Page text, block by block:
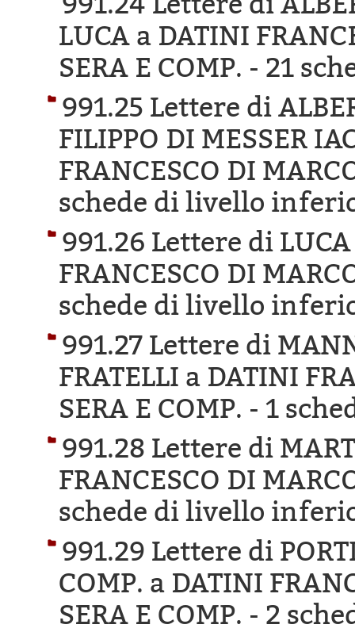
LUCA a DATINI
SERA E COMP. - 21
991.25 Lettere di
FILIPPO DI MESSER
FRANCESCO DI
schede di livello
991.26 Lettere di
FRANCESCO DI
schede di livello
991.27 Lettere di
FRATELLI a DATINI
SERA E COMP. - 1
991.28 Lettere di
FRANCESCO DI
schede di livello
991.29 Lettere di
COMP. a DATINI
SERA E COMP. - 2